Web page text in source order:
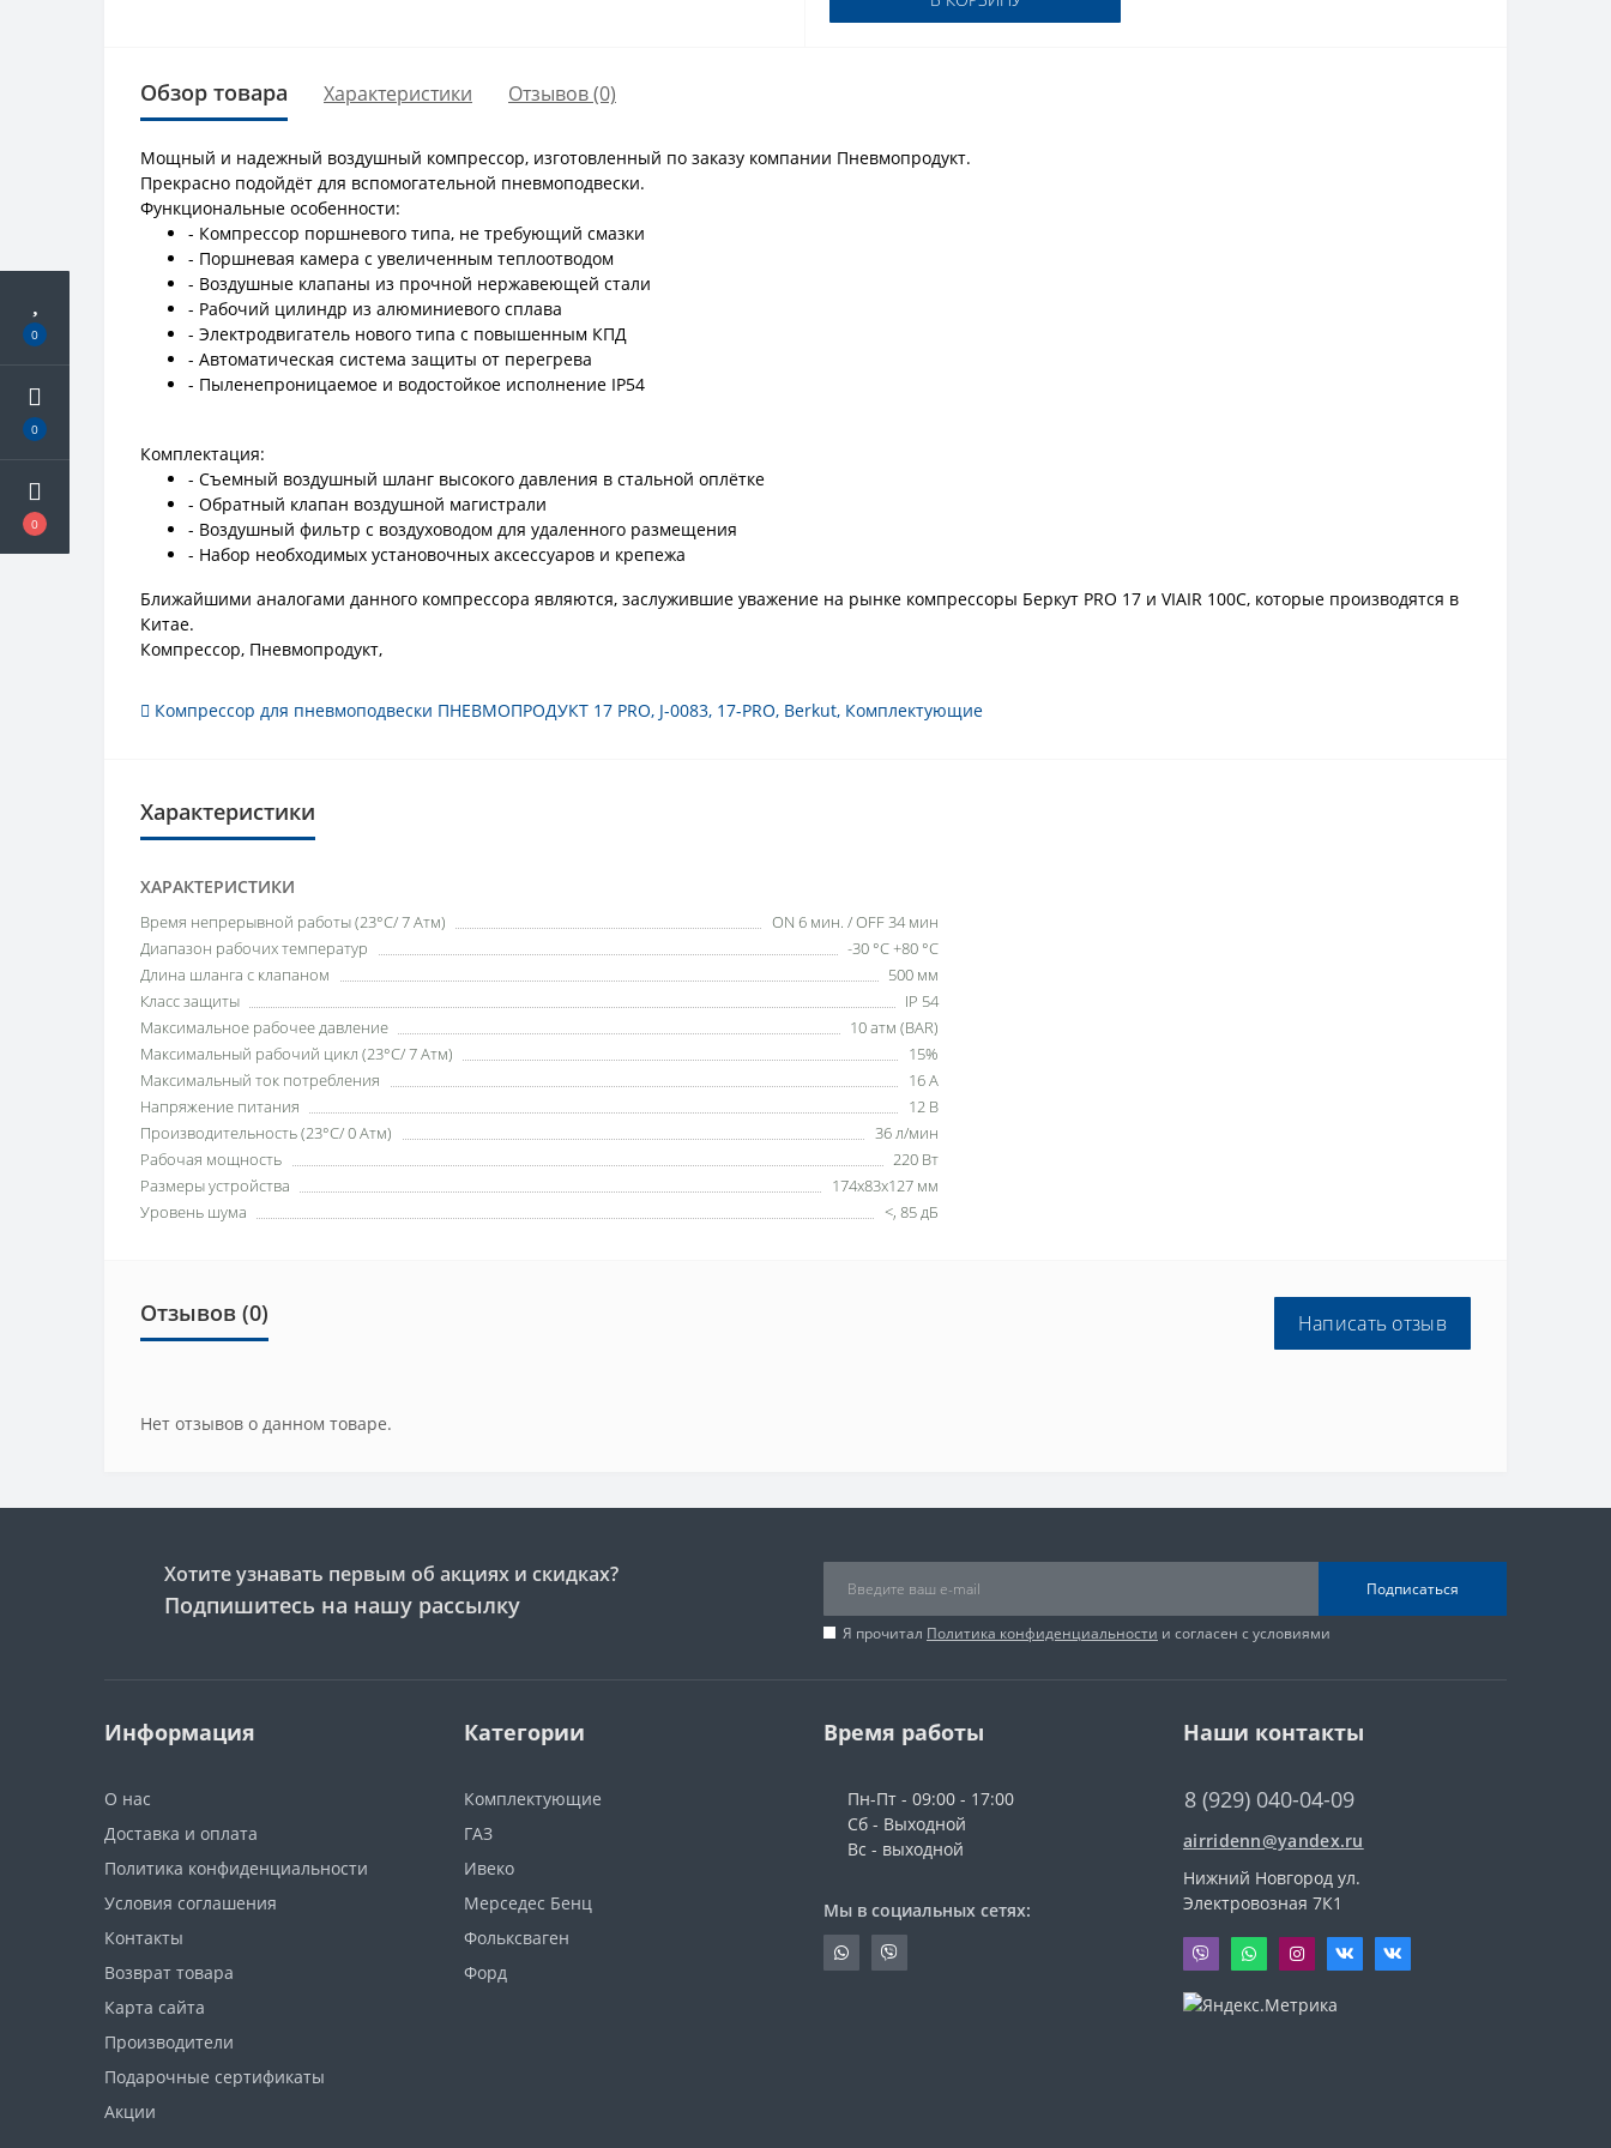
0
0
0
Обзор товара Характеристики Отзывов (0)
Мощный и надежный воздушный компрессор, изготовленный по заказу компании Пневмопродукт.
Прекрасно подойдёт для вспомогательной пневмоподвески.
Функциональные особенности:
- Компрессор поршневого типа, не требующий смазки
- Поршневая камера с увеличенным теплоотводом
- Воздушные клапаны из прочной нержавеющей стали
- Рабочий цилиндр из алюминиевого сплава
- Электродвигатель нового типа с повышенным КПД
- Автоматическая система защиты от перегрева
- Пыленепроницаемое и водостойкое исполнение IP54
Комплектация:
- Съемный воздушный шланг высокого давления в стальной оплётке
- Обратный клапан воздушной магистрали
- Воздушный фильтр с воздуховодом для удаленного размещения
- Набор необходимых установочных аксессуаров и крепежа
Ближайшими аналогами данного компрессора являются, заслужившие уважение на рынке компрессоры Беркут PRO 17 и VIAIR 100C, которые производятся в
Китае.
Компрессор, Пневмопродукт,
Компрессор для пневмоподвески ПНЕВМОПРОДУКТ 17 PRO, J-0083, 17-PRO, Berkut, Комплектующие
Характеристики
ХАРАКТЕРИСТИКИ
Время непрерывной работы (23°C/ 7 Атм)
ON 6 мин. / OFF 34 мин
Диапазон рабочих температур
-30 °C +80 °C
Длина шланга с клапаном
500 мм
Класс защиты
IP 54
Максимальное рабочее давление
10 атм (BAR)
Максимальный рабочий цикл (23°C/ 7 Атм)
15%
Максимальный ток потребления
16 А
Напряжение питания
12 В
Производительность (23°C/ 0 Атм)
36 л/мин
Рабочая мощность
220 Вт
Размеры устройства
174x83x127 мм
Уровень шума
<, 85 дБ
Отзывов (0) Написать отзыв
Нет отзывов о данном товаре.
Хотите узнавать первым об акциях и скидках?
Подпишитесь на нашу рассылку
Подписаться
Я прочитал Политика конфиденциальности и согласен с условиями
Информация
О нас
Доставка и оплата
Политика конфиденциальности
Условия соглашения
Контакты
Возврат товара
Карта сайта
Производители
Подарочные сертификаты
Акции
Категории
Комплектующие
ГАЗ
Ивеко
Мерседес Бенц
Фольксваген
Форд
Время работы
Пн-Пт - 09:00 - 17:00
Сб - Выходной
Вс - выходной
Мы в социальных сетях:
Наши контакты
8 (929) 040-04-09
airridenn@yandex.ru
Нижний Новгород ул.
Электровозная 7К1